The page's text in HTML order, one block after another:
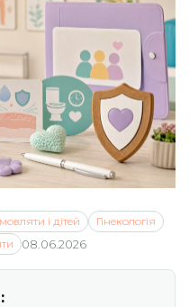
і дітей
Гінекологія
08.06.2026